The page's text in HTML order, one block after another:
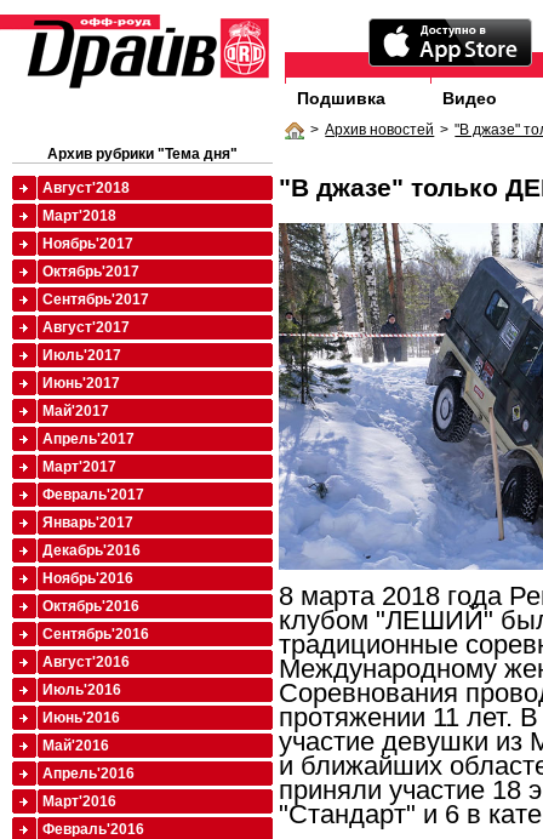
Подшивка Видео
> Архив новостей > "В джазе"
"В джазе" только
8 марта 2018 года
клубом "ЛЕШИЙ"
традиционные
Международному
Соревнования
протяжении 11 лет.
участие девушки из
и ближайших
приняли участие 18
"Стандарт" и 6 в
Архив рубрики "Тема дня"
Август'2018
Март'2018
Ноябрь'2017
Октябрь'2017
Сентябрь'2017
Август'2017
Июль'2017
Июнь'2017
Май'2017
Апрель'2017
Март'2017
Февраль'2017
Январь'2017
Декабрь'2016
Ноябрь'2016
Октябрь'2016
Сентябрь'2016
Август'2016
Июль'2016
Июнь'2016
Май'2016
Апрель'2016
Март'2016
Февраль'2016